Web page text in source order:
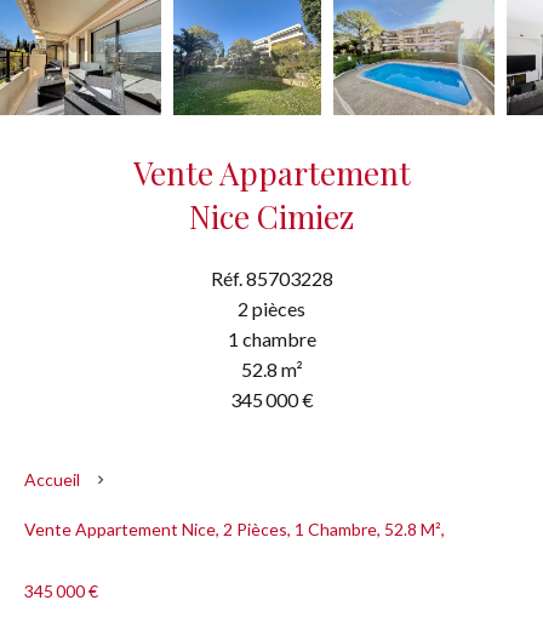
Vente Appartement
Nice Cimiez
Réf. 85703228
2 pièces
1 chambre
52.8 m²
345 000 €
Accueil
Vente Appartement Nice, 2 Pièces, 1 Chambre, 52.8 M²,
345 000 €